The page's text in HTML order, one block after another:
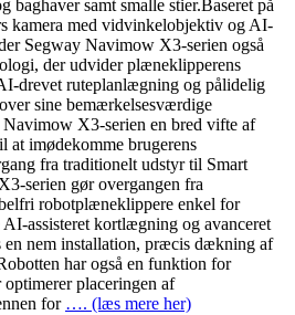
samt smalle stier.Baseret på
kamera med vidvinkelobjektiv og AI-
Segway Navimow X3-serien også
der udvider plæneklipperens
drevet ruteplanlægning og pålidelig
sine bemærkelsesværdige
X3-serien en bred vifte af
at imødekomme brugerens
fra traditionelt udstyr til Smart
serien gør overgangen fra
robotplæneklippere enkel for
assisteret kortlægning og avanceret
en nem installation, præcis dækning af
har også en funktion for
placeringen af
for …. (læs mere her)